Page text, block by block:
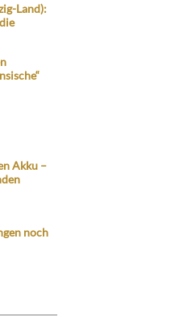
Land):
Akku –
noch